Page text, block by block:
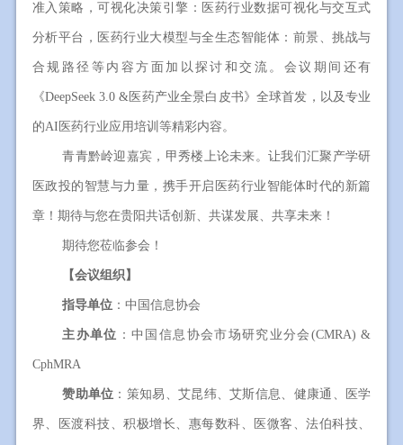
准入策略，可视化决策引擎：医药行业数据可视化与交互式
分析平台，医药行业大模型与全生态智能体：前景、挑战与
合规路径等内容方面加以探讨和交流。会议期间还有
《DeepSeek 3.0 &医药产业全景白皮书》全球首发，以及专业
的AI医药行业应用培训等精彩内容。
青青黔岭迎嘉宾，甲秀楼上论未来。让我们汇聚产学研
医政投的智慧与力量，携手开启医药行业智能体时代的新篇
章！期待与您在贵阳共话创新、共谋发展、共享未来！
期待您莅临参会！
【会议组织】
指导单位 ：中国信息协会
主办单位 ：中国信息协会市场研究业分会(CMRA) &
CphMRA
赞助单位 ： 策知易、艾昆纬、艾斯信息、健康通、医学
界、医渡科技、积极增长、惠每数科、医微客、法伯科技、